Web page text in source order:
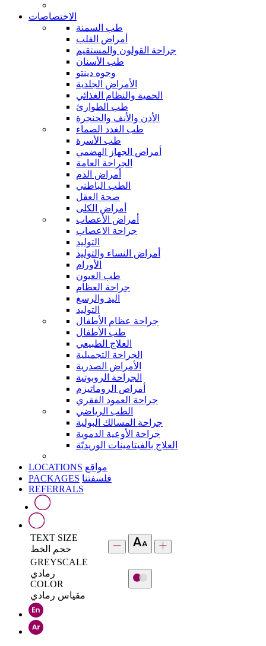
الاختصاصات
طب السمنة
أمراض القلب
جراحة القولون والمستقيم
طب الأسنان
وجوه دينتو
الأمراض الجلدية
الحمية والنظام الغذائي
طب الطوارئ
الأذن والأنف والحنجرة
طب الغدد الصماء
طب الأسرة
أمراض الجهاز الهضمي
الجراحة العامة
أمراض الدم
الطب الباطني
صحة العقل
أمراض الكلى
أمراض الأعصاب
جراحة الاعصاب
التوليد
أمراض النساء والتوليد
الأورام
طب العيون
جراحة العظام
اليد والرسغ
التوليد
جراحة عظام الأطفال
طب الأطفال
العلاج الطبيعي
الجراحة التجميلية
الأمراض الصدرية
الجراحة الروبوتية
أمراض الروماتيزم
جراحة العمود الفقري
الطب الرياضي
جراحة المسالك البولية
جراحة الأوعية الدموية
العلاج بالفيتامينات الوريديّة
LOCATIONS مواقع
PACKAGES فلسفتنا
REFERRALS
TEXT SIZE
حجم الخط
GREYSCALE
رمادي
COLOR
مقياس رمادي